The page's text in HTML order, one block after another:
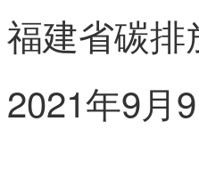
福建省碳
2021年9月